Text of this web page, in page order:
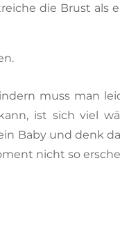
die Brust als
muss man
ist sich viel
Baby und denk
nicht so